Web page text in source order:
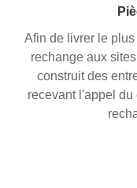
Afin de livrer le
rechange aux
construit des
recevant l'appel